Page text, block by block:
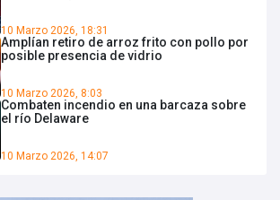
10 Marzo 2026, 18:31
Amplían retiro de arroz frito con pollo por
posible presencia de vidrio
10 Marzo 2026, 8:03
Combaten incendio en una barcaza sobre
el río Delaware
10 Marzo 2026, 14:07